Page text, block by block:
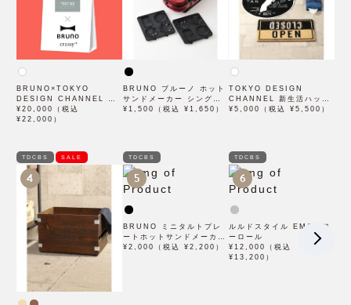
BRUNO×TOKYO
DESIGN CHANNEL オ
リジナルハッピーBOX B
¥20,000（税込
¥22,000）
BRUNO ブルーノ ホット
サンドメーカー シングル
用プチガトープレート
¥1,500（税込 ¥1,650）
TOKYO DESIGN
CHANNEL 新生活ハッピ
ーバッグ A
¥5,000（税込 ¥5,500）
TDCBS SALE
4
TDCBS
5
BRUNO ミニタルトプレ
ートホットサンドメーカー
ダブル用
¥2,000（税込 ¥2,200）
TDCBS
6
ルルドスタイル EMSパワ
ーロール
¥12,000（税込
¥13,200）